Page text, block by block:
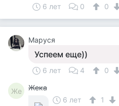
6 лет 0 0
Маруся
Успеем еще))
6 лет 4 0
Же
Жека
6 лет
1